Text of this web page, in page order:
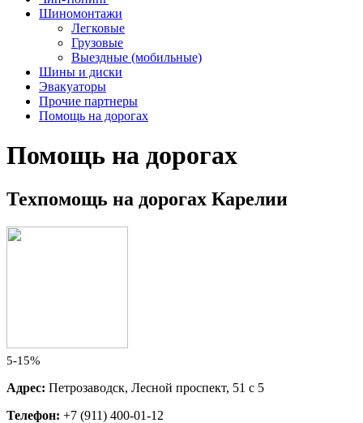
Шиномонтажи
Легковые
Грузовые
Выездные (мобильные)
Шины и диски
Эвакуаторы
Прочие партнеры
Помощь на дорогах
Помощь на дорогах
Техпомощь на дорогах Карелии
5-15%
Адрес: Петрозаводск, Лесной проспект, 51 с 5
Телефон: +7 (911) 400-01-12